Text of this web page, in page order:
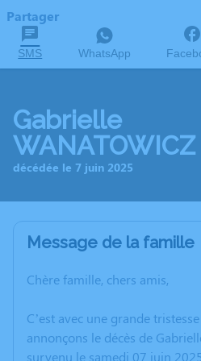
Partager
SMS WhatsApp
Gabrielle
WANATOWICZ
décédée le 7 juin 2025
Message de la famille
Chère famille, chers amis,
C’est avec une grande
annonçons le décès de
survenu le samedi 07 juin